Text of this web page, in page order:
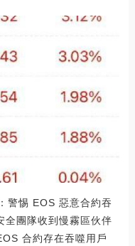
警惕 EOS 惡意合約吞
團隊收到慢霧區伙伴
合約存在吞噬用戶